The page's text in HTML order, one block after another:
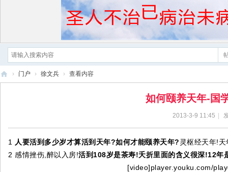
› 门户 › 徐文兵 › 查看内容
如何颐养天年-国
2013-3-9 11:45
1 人要活到多少岁才算活到天年?如何才能颐养天年? 灵枢经天年!
2 感情挫伤,醉以入房!活到108岁是茶寿!夭折里面的含义很深!12年
[video]player.youku.com/